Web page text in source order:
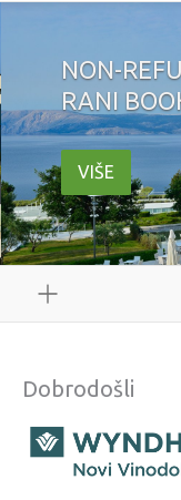
NON-
RANI
VIŠE
Dobrodošli